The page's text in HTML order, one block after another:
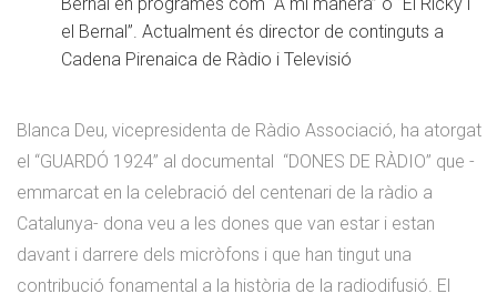
el Bernal”. Actualment és director de continguts a
Cadena Pirenaica de Ràdio i Televisió
Blanca Deu, vicepresidenta de Ràdio Associació, ha atorgat
el “GUARDÓ 1924” al documental “DONES DE RÀDIO” que -
emmarcat en la celebració del centenari de la ràdio a
Catalunya- dona veu a les dones que van estar i estan
davant i darrere dels micròfons i que han tingut una
contribució fonamental a la història de la radiodifusió. El